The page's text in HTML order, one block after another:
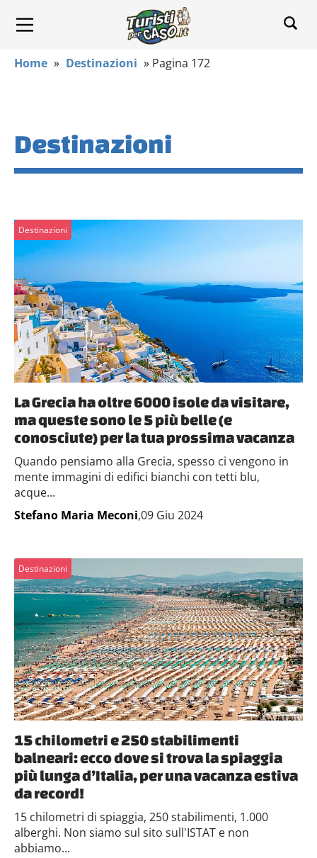
Home » Destinazioni » Pagina 172
Destinazioni
Destinazioni
La Grecia ha oltre 6000 isole da visitare,
ma queste sono le 5 più belle (e
conosciute) per la tua prossima vacanza
Quando pensiamo alla Grecia, spesso ci vengono in
mente immagini di edifici bianchi con tetti blu,
acque...
Stefano Maria Meconi,09 Giu 2024
Destinazioni
15 chilometri e 250 stabilimenti
balneari: ecco dove si trova la spiaggia
più lunga d’Italia, per una vacanza estiva
da record!
15 chilometri di spiaggia, 250 stabilimenti, 1.000
alberghi. Non siamo sul sito sull'ISTAT e non
abbiamo...